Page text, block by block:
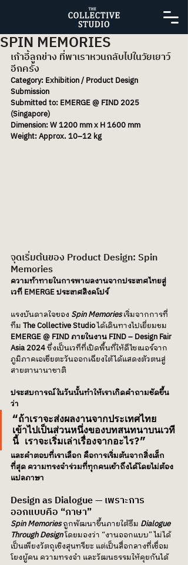
SPIN MEMORIES
เก้าอี้ลูกข่าง ที่พาเราหวนกลับไปในวัยเยาว์
อีกครั้ง
Category: Exhibition / Product Design
Submission
Submitted to: EMERGE @ FIND 2025
(Singapore)
Dimension: W 1200 mm x H 1600 mm
Weight: Approx. 10–12 kg
จุดเริ่มต้นของ Product Design: Spin
Memories
ความท้าทายในการพาผลงานจากประเทศไทยสู่
เวที EMERGE ประเทศสิงคโปร์
แรงบันดาลใจของ Spin Memories เริ่มจากการที่
ทีม The Collective Studio ได้เดินทางไปเยี่ยมชม
EMERGE @ FIND ภายในงาน FIND – Design Fair
Asia 2024 ซึ่งเป็นเวทีที่เปิดพื้นที่ให้ดีไซเนอร์จาก
ภูมิภาคเอเชียตะวันออกเฉียงใต้ได้แสดงตัวตนสู่
สายตานานาชาติ
ประสบการณ์ในวันนั้นทำให้เราเกิดคำถามชัดขึ้น
ว่า
“ถ้าเราจะส่งผลงานจากประเทศไทย
เข้าไปเป็นส่วนหนึ่งของบทสนทนาบนเวที
นี้ เราจะเริ่มเล่าเรื่องจากอะไร?”
และคำตอบที่เราเลือก คือการเริ่มต้นจากสิ่งเล็ก
ที่สุด ความทรงจำร่วมที่ทุกคนเข้าถึงได้โดยไม่ต้อง
แปลภาษา
Design as Dialogue — เพราะการ
ออกแบบคือ “ภาษา”
Spin Memories ถูกพัฒนาขึ้นภายใต้ธีม Dialogue
Through Design โดยมองว่า “งานออกแบบ” ไม่ได้
เป็นเพียงวัตถุเชิงสุนทรียะ แต่เป็นสื่อกลางที่เชื่อม
โยงผู้คน ความทรงจำ และวัฒนธรรมให้คุยกันได้